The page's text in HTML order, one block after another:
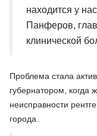
находится у
Панферов,
клинической
Проблема стала
губернатором, когда
неисправности
города.